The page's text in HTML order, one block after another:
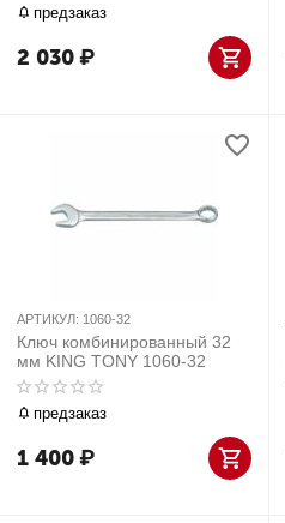
предзаказ
2 030₽
АРТИКУЛ: 1060-32
Ключ комбинированный 32
мм KING TONY 1060-32
предзаказ
1 400₽